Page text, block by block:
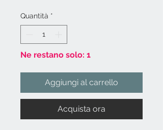
Quantità *
Ne restano solo: 1
Aggiungi al carrello
Acquista ora